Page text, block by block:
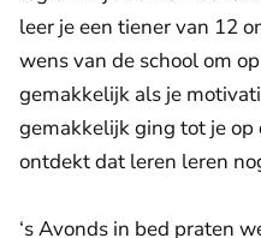
leer je een tiener van 12
wens van de school om
gemakkelijk als je
gemakkelijk ging tot je
ontdekt dat leren leren
‘s Avonds in bed praten